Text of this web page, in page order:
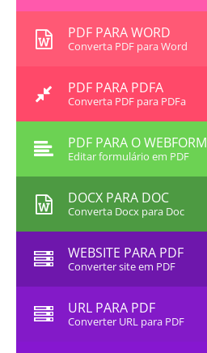
PDF PARA WORD
Converta PDF para Word
PDF PARA PDFA
Converta PDF para PDFa
PDF PARA O WEBFORM
Editar formulário em PDF
DOCX PARA DOC
Converta Docx para Doc
WEBSITE PARA PDF
Converter site em PDF
URL PARA PDF
Converter URL para PDF